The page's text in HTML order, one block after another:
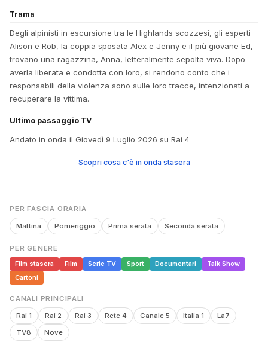
Trama
Degli alpinisti in escursione tra le Highlands scozzesi, gli esperti
Alison e Rob, la coppia sposata Alex e Jenny e il più giovane Ed,
trovano una ragazzina, Anna, letteralmente sepolta viva. Dopo
averla liberata e condotta con loro, si rendono conto che i
responsabili della violenza sono sulle loro tracce, intenzionati a
recuperare la vittima.
Ultimo passaggio TV
Andato in onda il Giovedì 9 Luglio 2026 su Rai 4
Scopri cosa c'è in onda stasera
PER FASCIA ORARIA
Mattina Pomeriggio Prima serata Seconda serata
PER GENERE
Film stasera
Film Serie TV Sport Documentari
Talk Show
Cartoni
CANALI PRINCIPALI
Rai 1 Rai 2 Rai 3 Rete 4 Canale 5 Italia 1
La7
TV8
Nove